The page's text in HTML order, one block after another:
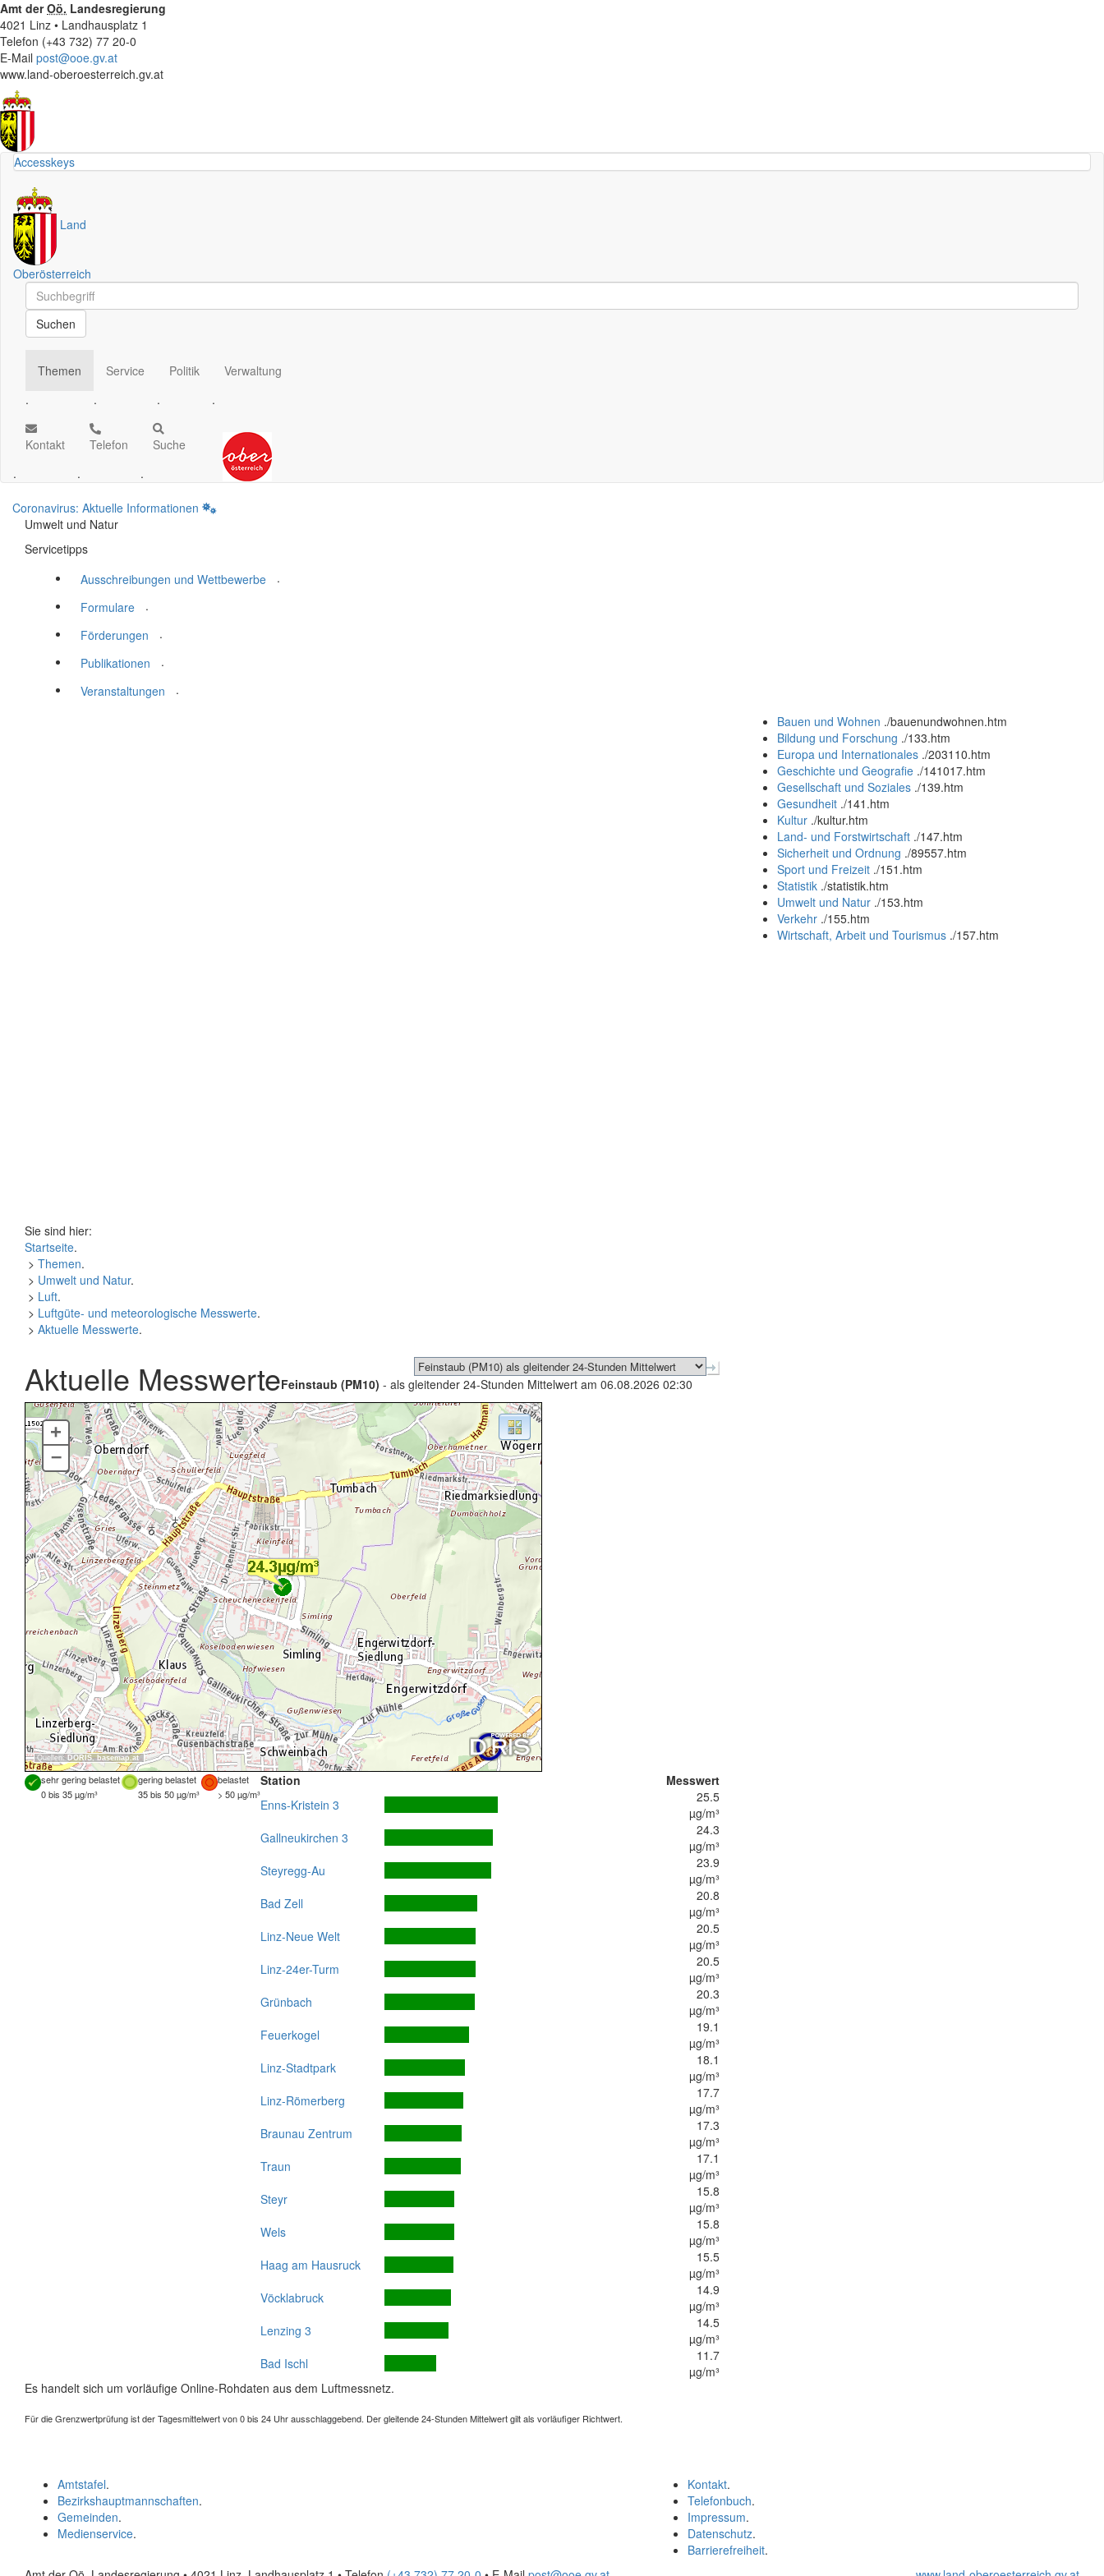
Amt derOö. Landesregierung
4021 Linz • Landhausplatz 1
Telefon (+43 732) 77 20-0
E-Mail post@ooe.gv.at
www.land-oberoesterreich.gv.at
Accesskeys
Land
Oberösterreich
Schnellsuche
Schnellsuche
Suchen
Themen
.
Service
.
Politik
.
Verwaltung
.
Kontakt
.
Telefon
.
Suche
.
Coronavirus: Aktuelle Informationen
Umwelt und Natur
Servicetipps
Ausschreibungen und Wettbewerbe
.
Formulare
.
Förderungen
.
Publikationen
.
Veranstaltungen
.
Bauen und Wohnen ./bauenundwohnen.htm
Bildung und Forschung ./133.htm
Europa und Internationales ./203110.htm
Geschichte und Geografie ./141017.htm
Gesellschaft und Soziales ./139.htm
Gesundheit ./141.htm
Kultur ./kultur.htm
Land- und Forstwirtschaft ./147.htm
Sicherheit und Ordnung ./89557.htm
Sport und Freizeit ./151.htm
Statistik ./statistik.htm
Umwelt und Natur ./153.htm
Verkehr ./155.htm
Wirtschaft, Arbeit und Tourismus ./157.htm
Sie sind hier:
Startseite.
> Themen.
> Umwelt und Natur.
> Luft.
> Luftgüte- und meteorologische Messwerte.
> Aktuelle Messwerte.
Aktuelle MesswerteFeinstaub (PM10) - als gleitender 24-Stunden Mittelwert am 06.08.2026 02:30
Quellen: DORIS, basemap.at
+
–
sehr gering belastet gering belastet
belastet
0 bis 35 µg/m³
35 bis 50 µg/m³ > 50 µg/m³
Station
Messwert
Enns-Kristein 3
25.5
µg/m³
Gallneukirchen 3
24.3
µg/m³
Steyregg-Au
23.9
µg/m³
Bad Zell
20.8
µg/m³
Linz-Neue Welt
20.5
µg/m³
Linz-24er-Turm
20.5
µg/m³
Grünbach
20.3
µg/m³
Feuerkogel
19.1
µg/m³
Linz-Stadtpark
18.1
µg/m³
Linz-Römerberg
17.7
µg/m³
Braunau Zentrum
17.3
µg/m³
Traun
17.1
µg/m³
Steyr
15.8
µg/m³
Wels
15.8
µg/m³
Haag am Hausruck
15.5
µg/m³
Vöcklabruck
14.9
µg/m³
Lenzing 3
14.5
µg/m³
Bad Ischl
11.7
µg/m³
Es handelt sich um vorläufige Online-Rohdaten aus dem Luftmessnetz.
Für die Grenzwertprüfung ist der Tagesmittelwert von 0 bis 24 Uhr ausschlaggebend. Der gleitende 24-Stunden Mittelwert gilt als vorläufiger Richtwert.
Kontakt.
Telefonbuch.
Impressum.
Datenschutz.
Barrierefreiheit.
Amtstafel.
Bezirkshauptmannschaften.
Gemeinden.
Medienservice.